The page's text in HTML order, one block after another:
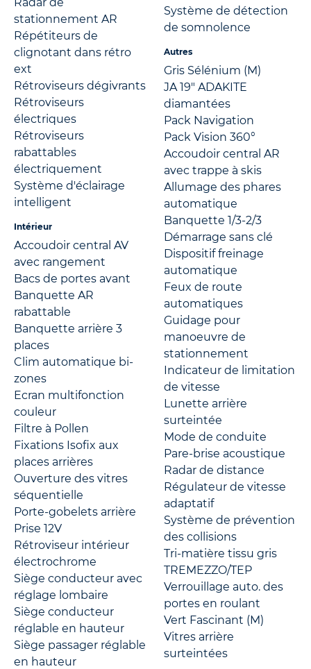
stationnement AR
Répétiteurs de
clignotant dans rétro
ext
Rétroviseurs dégivrants
Rétroviseurs
électriques
Rétroviseurs
rabattables
électriquement
Système d'éclairage
intelligent
Intérieur
Accoudoir central AV
avec rangement
Bacs de portes avant
Banquette AR
rabattable
Banquette arrière 3
places
Clim automatique bi-
zones
Ecran multifonction
couleur
Filtre à Pollen
Fixations Isofix aux
places arrières
Ouverture des vitres
séquentielle
Porte-gobelets arrière
Prise 12V
Rétroviseur intérieur
électrochrome
Siège conducteur avec
réglage lombaire
Siège conducteur
réglable en hauteur
Siège passager réglable
en hauteur
Système de détection
de somnolence
Autres
Gris Sélénium (M)
JA 19" ADAKITE
diamantées
Pack Navigation
Pack Vision 360°
Accoudoir central AR
avec trappe à skis
Allumage des phares
automatique
Banquette 1/3-2/3
Démarrage sans clé
Dispositif freinage
automatique
Feux de route
automatiques
Guidage pour
manoeuvre de
stationnement
Indicateur de limitation
de vitesse
Lunette arrière
surteintée
Mode de conduite
Pare-brise acoustique
Radar de distance
Régulateur de vitesse
adaptatif
Système de prévention
des collisions
Tri-matière tissu gris
TREMEZZO/TEP
Verrouillage auto. des
portes en roulant
Vert Fascinant (M)
Vitres arrière
surteintées